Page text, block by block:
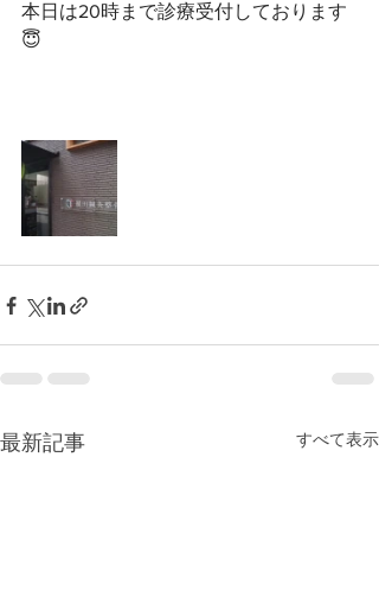
本日は20時まで診療受付しております
😇﻿
最新記事 すべて表示